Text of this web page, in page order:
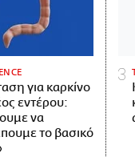
για καρκίνο
εντέρου:
να
το βασικό